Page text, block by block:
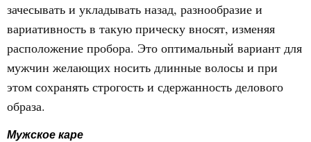
зачесывать и укладывать назад, разнообразие и
вариативность в такую прическу вносят, изменяя
расположение пробора. Это оптимальный вариант для
мужчин желающих носить длинные волосы и при
этом сохранять строгость и сдержанность делового
образа.
Мужское каре